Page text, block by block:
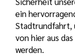
ein
Stadtrundfahrt,
von hier aus
werden.